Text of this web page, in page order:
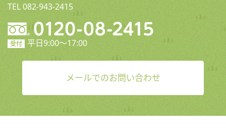
TEL 082-943-2415
受付 平日9:00〜17:00
メールでのお問い合わせ